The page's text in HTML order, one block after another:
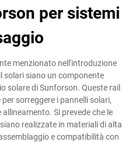
per sistemi
menzionato nell'introduzione
solari siano un componente
solare di Sunforson. Queste rail
sorreggere i pannelli solari,
Si prevede che le
realizzate in materiali di alta
e compatibilità con